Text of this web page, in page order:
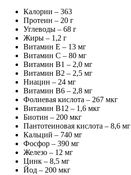
Калории – 363
Протеин – 20 г
Углеводы – 68 г
Жиры – 1,2 г
Витамин Е – 13 мг
Витамин С – 80 мг
Витамин В1 – 2,0 мг
Витамин В2 – 2,5 мг
Ниацин – 24 мг
Витамин В6 – 2,8 мг
Фолиевая кислота – 267 мкг
Витамин В12 – 1,6 мкг
Биотин – 200 мкг
Пантотеиновая кислота – 8,6 мг
Кальций – 740 мг
Фосфор – 390 мг
Железо – 12 мг
Цинк – 8,5 мг
Йод – 200 мкг